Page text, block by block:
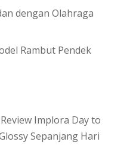
dengan Olahraga
Rambut Pendek
Review Implora Day to
Sepanjang Hari